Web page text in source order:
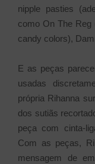
nipple pasties
como On The Reg
candy colors),
E as peças
usadas
própria Rihanna
dos sutiãs
peça com cinta-
Com as peças,
mensagem de